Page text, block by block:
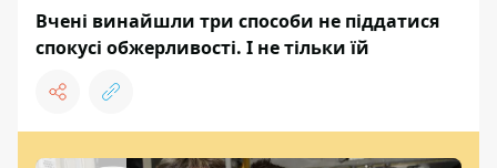
Вчені винайшли три способи не піддатися
спокусі обжерливості. І не тільки їй